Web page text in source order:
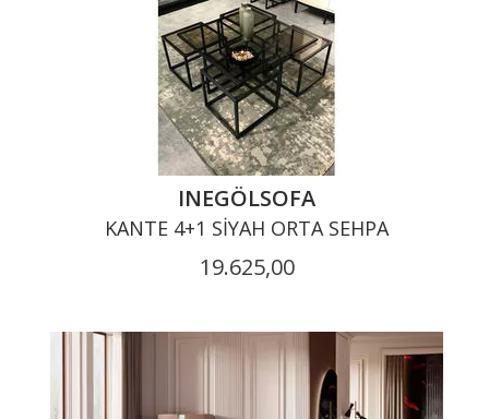
INEGÖLSOFA
KANTE 4+1 SIYAH ORTA SEHPA
19.625,00